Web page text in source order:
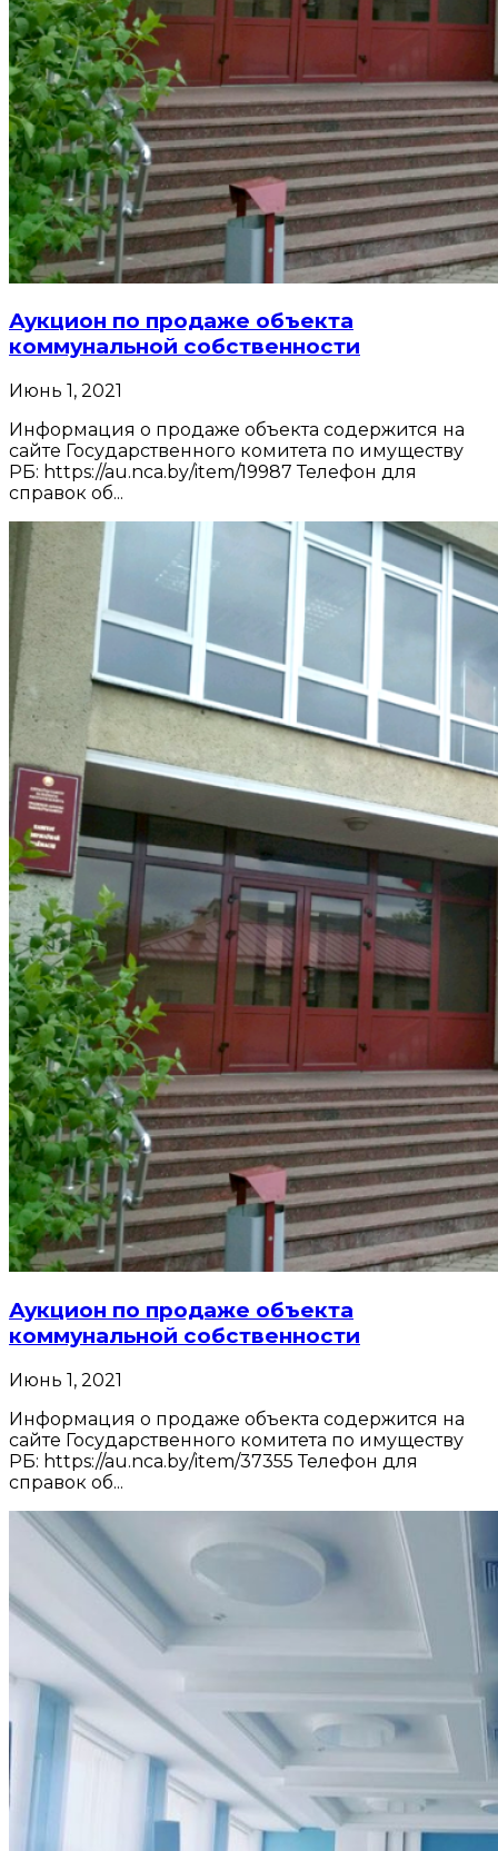
Аукцион по продаже объекта
коммунальной собственности
Июнь 1, 2021
Информация о продаже объекта содержится на
сайте Государственного комитета по имуществу
РБ: https://au.nca.by/item/19987 Телефон для
справок об...
Аукцион по продаже объекта
коммунальной собственности
Июнь 1, 2021
Информация о продаже объекта содержится на
сайте Государственного комитета по имуществу
РБ: https://au.nca.by/item/37355 Телефон для
справок об...